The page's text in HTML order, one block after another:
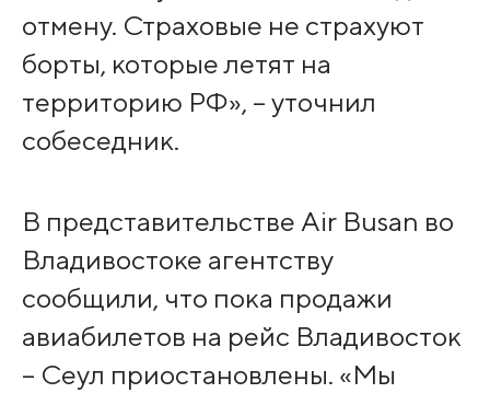
отмену. Страховые не страхуют
борты, которые летят на
территорию РФ», – уточнил
собеседник.
В представительстве Air Busan во
Владивостоке агентству
сообщили, что пока продажи
авиабилетов на рейс Владивосток
– Сеул приостановлены. «Мы